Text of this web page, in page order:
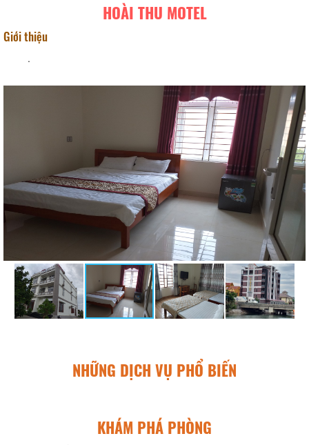
HOÀI THU MOTEL
Giới thiệu
.
NHỮNG DỊCH VỤ PHỔ BIẾN
KHÁM PHÁ PHÒNG